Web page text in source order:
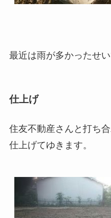
最近は雨が多かったせ
仕上げ
住友不動産さんと打ち
仕上げてゆきます。